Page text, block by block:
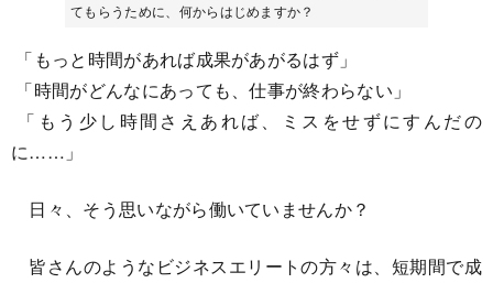
てもらうために、何からはじめますか？
「もっと時間があれば成果があがるはず」
「時間がどんなにあっても、仕事が終わらない」
「もう少し時間さえあれば、ミスをせずにすんだの
に……」
日々、そう思いながら働いていませんか？
皆さんのようなビジネスエリートの方々は、短期間で成